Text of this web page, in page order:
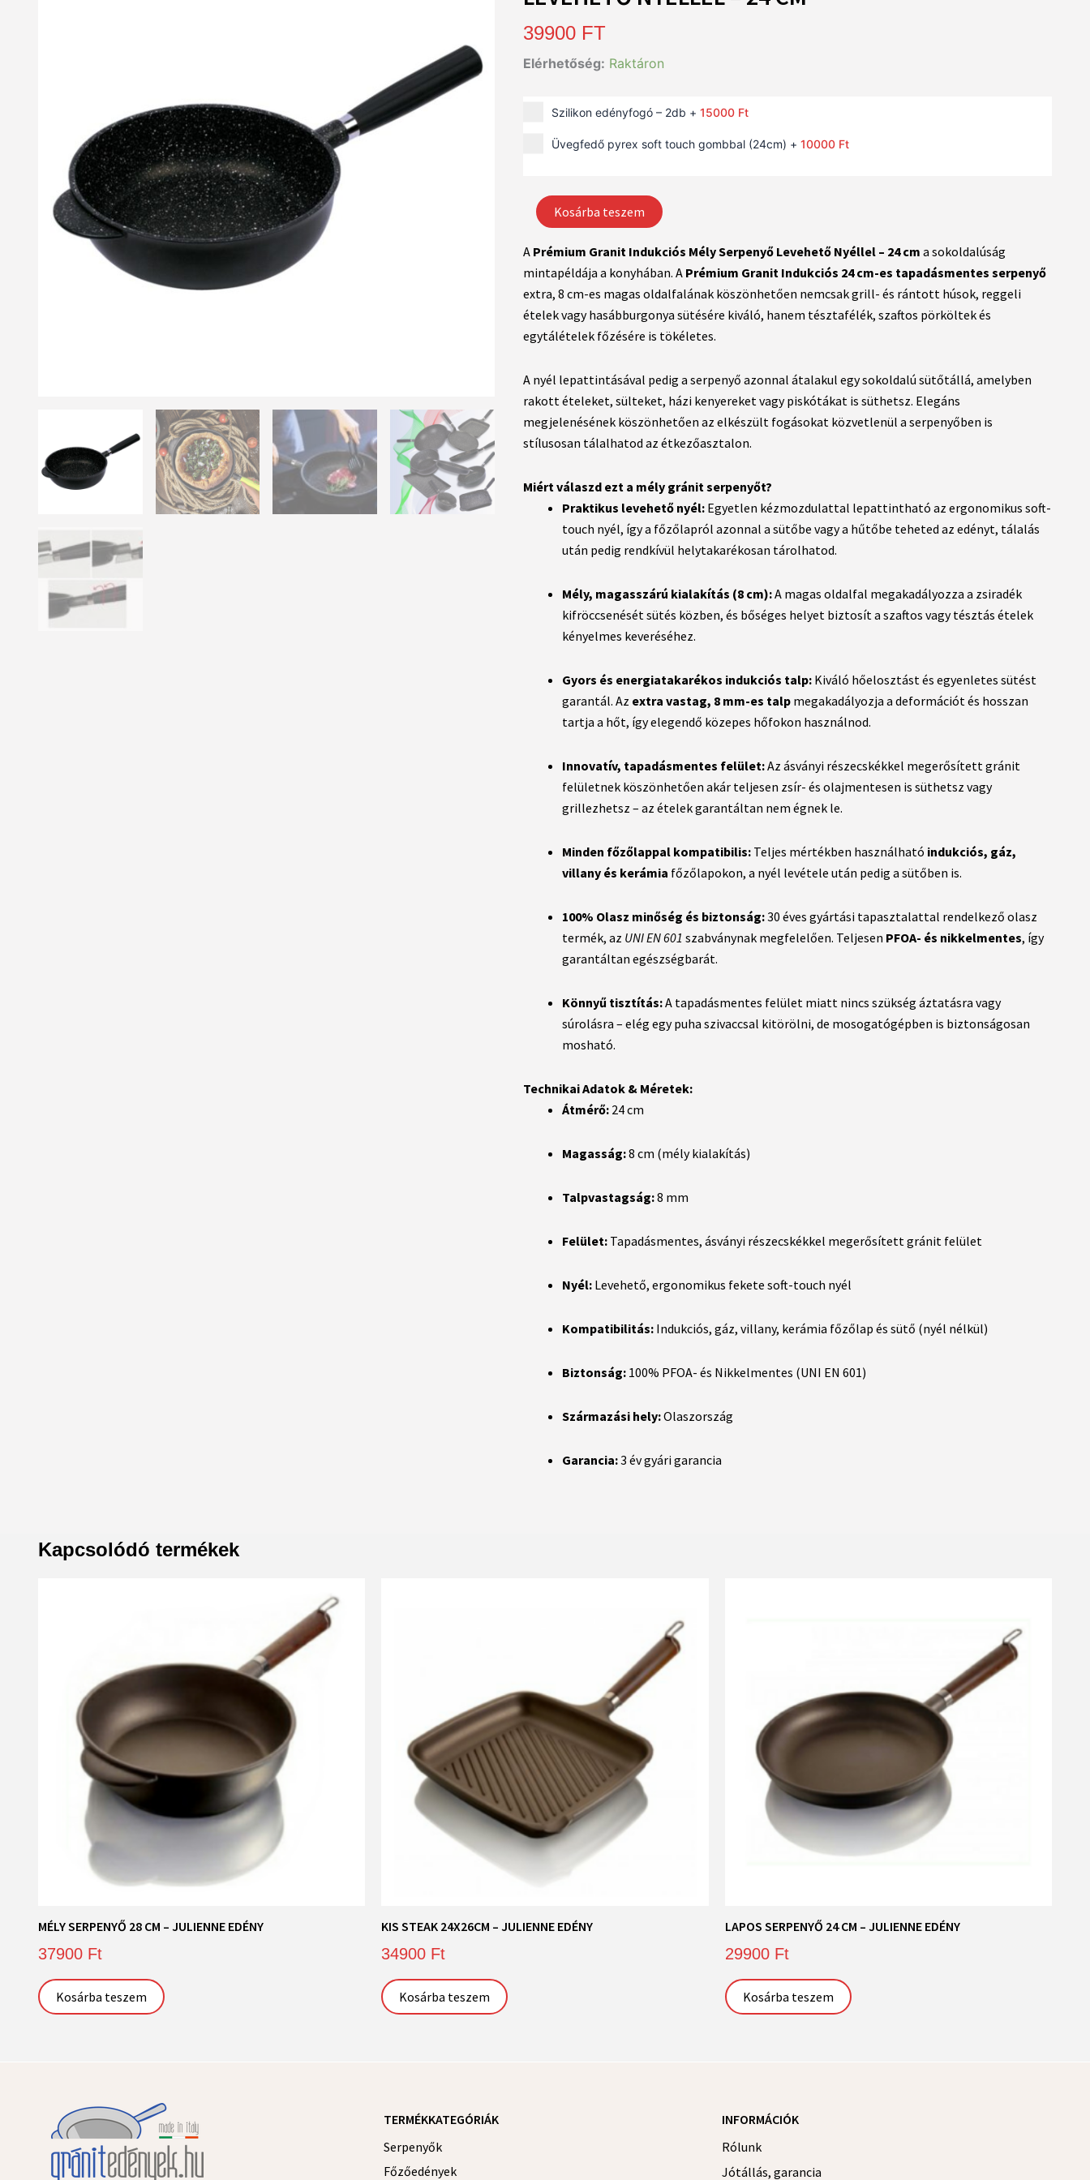
39900 FT
Elérhetőség: Raktáron
Szilikon edényfogó – 2db + 15000 Ft
Üvegfedő pyrex soft touch gombbal (24cm) + 10000 Ft
Prémium
Levehető
cm
mennyiség
Kosárba teszem
A Prémium Granit Indukciós Mély Serpenyő Levehető Nyéllel – 24 cm a sokoldalúság
mintapéldája a konyhában. A Prémium Granit Indukciós 24 cm-es tapadásmentes serpenyő
extra, 8 cm-es magas oldalfalának köszönhetően nemcsak grill- és rántott húsok, reggeli
ételek vagy hasábburgonya sütésére kiváló, hanem tésztafélék, szaftos pörköltek és
egytálételek főzésére is tökéletes.
A nyél lepattintásával pedig a serpenyő azonnal átalakul egy sokoldalú sütőtállá, amelyben
rakott ételeket, sülteket, házi kenyereket vagy piskótákat is süthetsz. Elegáns
megjelenésének köszönhetően az elkészült fogásokat közvetlenül a serpenyőben is
stílusosan tálalhatod az étkezőasztalon.
Miért válaszd ezt a mély gránit serpenyőt?
Praktikus levehető nyél:Egyetlen kézmozdulattal lepattintható az ergonomikus soft-
touch nyél, így a főzőlapról azonnal a sütőbe vagy a hűtőbe teheted az edényt, tálalás
után pedig rendkívül helytakarékosan tárolhatod.
Mély, magasszárú kialakítás (8 cm):A magas oldalfal megakadályozza a zsiradék
kifröccsenését sütés közben, és bőséges helyet biztosít a szaftos vagy tésztás ételek
kényelmes keveréséhez.
Gyors és energiatakarékos indukciós talp:Kiváló hőelosztást és egyenletes sütést
garantál. Az extra vastag, 8 mm-es talpmegakadályozja a deformációt és hosszan
tartja a hőt, így elegendő közepes hőfokon használnod.
Innovatív, tapadásmentes felület:Az ásványi részecskékkel megerősített gránit
felületnek köszönhetően akár teljesen zsír- és olajmentesen is süthetsz vagy
grillezhetsz – az ételek garantáltan nem égnek le.
Minden főzőlappal kompatibilis:Teljes mértékben használható indukciós, gáz,
villany és kerámia főzőlapokon, a nyél levétele után pedig a sütőben is.
100% Olasz minőség és biztonság:30 éves gyártási tapasztalattal rendelkező olasz
termék, az UNI EN 601 szabványnak megfelelően. Teljesen PFOA- és nikkelmentes, így
garantáltan egészségbarát.
Könnyű tisztítás:A tapadásmentes felület miatt nincs szükség áztatásra vagy
súrolásra – elég egy puha szivaccsal kitörölni, de mosogatógépben is biztonságosan
mosható.
Technikai Adatok & Méretek:
Átmérő:24 cm
Magasság:8 cm (mély kialakítás)
Talpvastagság:8 mm
Felület:Tapadásmentes, ásványi részecskékkel megerősített gránit felület
Nyél:Levehető, ergonomikus fekete soft-touch nyél
Kompatibilitás:Indukciós, gáz, villany, kerámia főzőlap és sütő (nyél nélkül)
Biztonság:100% PFOA- és Nikkelmentes (UNI EN 601)
Származási hely:Olaszország
Garancia:3 év gyári garancia
Kapcsolódó termékek
MÉLY SERPENYŐ 28 CM – JULIENNE EDÉNY
37900 Ft
Kosárba teszem
KIS STEAK 24X26CM – JULIENNE EDÉNY
34900 Ft
Kosárba teszem
LAPOS SERPENYŐ 24 CM – JULIENNE EDÉNY
29900 Ft
Kosárba teszem
TERMÉKKATEGÓRIÁK
Serpenyők
Főzőedények
INFORMÁCIÓK
Rólunk
Jótállás, garancia